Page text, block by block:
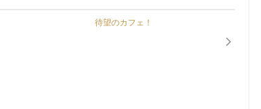
待望のカフェ！